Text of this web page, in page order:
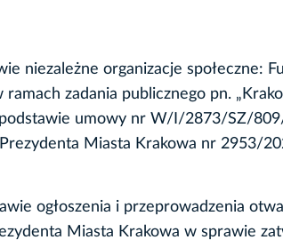
niezależne organizacje społeczne:
zadania publicznego pn.
umowy nr W/I/2873/SZ/
Miasta Krakowa nr 2953/
ogłoszenia i przeprowadzenia
Miasta Krakowa w sprawie